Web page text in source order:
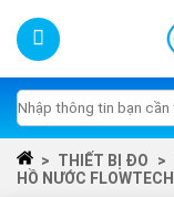
Skip
content
Tìm
kiếm:
> THIẾT BỊ ĐO >
HỒ NƯỚC FLOWTECH